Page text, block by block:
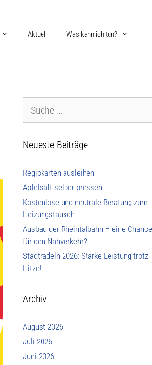
Aktuell Was kann ich tun?
Neueste Beiträge
Regiokarten ausleihen
Apfelsaft selber pressen
Kostenlose und neutrale Beratung zum
Heizungstausch
Ausbau der Rheintalbahn – eine Chance
für den Nahverkehr?
Stadtradeln 2026: Starke Leistung trotz
Hitze!
Archiv
August 2026
Juli 2026
Juni 2026